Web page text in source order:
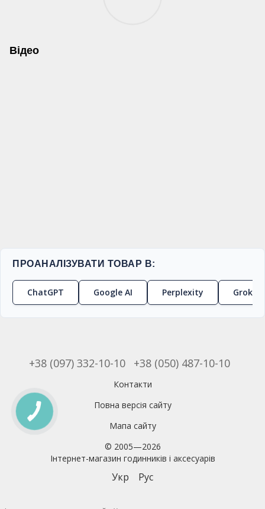
Відео
ПРОАНАЛІЗУВАТИ ТОВАР В:
ChatGPT Google AI Perplexity Grok
+38 (097) 332-10-10 +38 (050) 487-10-10
Контакти
Повна версія сайту
Мапа сайту
© 2005—2026
Інтернет-магазин годинників і аксесуарів
Укр Рус